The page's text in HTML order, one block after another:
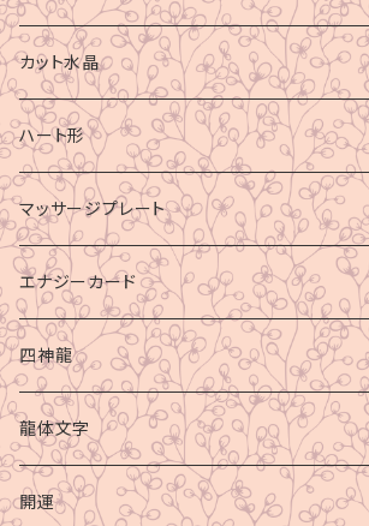
カット水晶
ハート形
マッサージプレート
エナジーカード
四神龍
龍体文字
開運